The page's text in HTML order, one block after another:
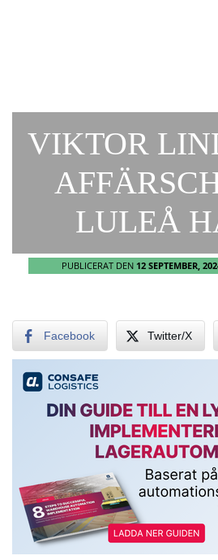
VIKTOR
LULEÅ
PUBLICERAT DEN 12 SEPTEMBER,
Facebook Twitter/X